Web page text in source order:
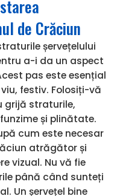
de Crăciun
șervețelului
a-i da un aspect
pas este esențial
festiv. Folosiți-vă
grijă straturile,
și plinătate.
cum este necesar
atrăgător și
vizual. Nu vă fie
până când sunteți
Un șervețel bine